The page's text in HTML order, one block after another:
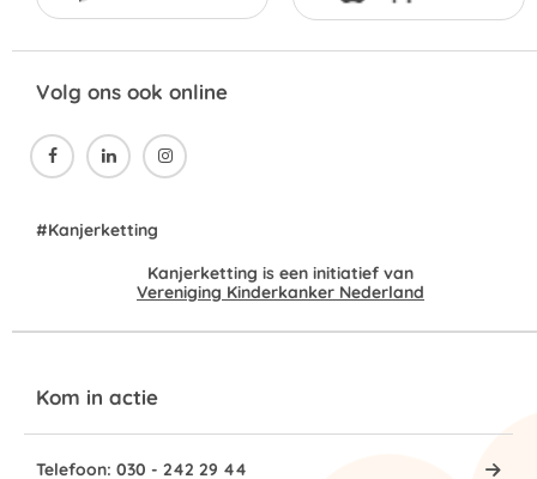
Volg ons ook online
  
#Kanjerketting
Kanjerketting is een initiatief van
Vereniging Kinderkanker Nederland
Kom in actie
Telefoon: 030 - 242 29 44